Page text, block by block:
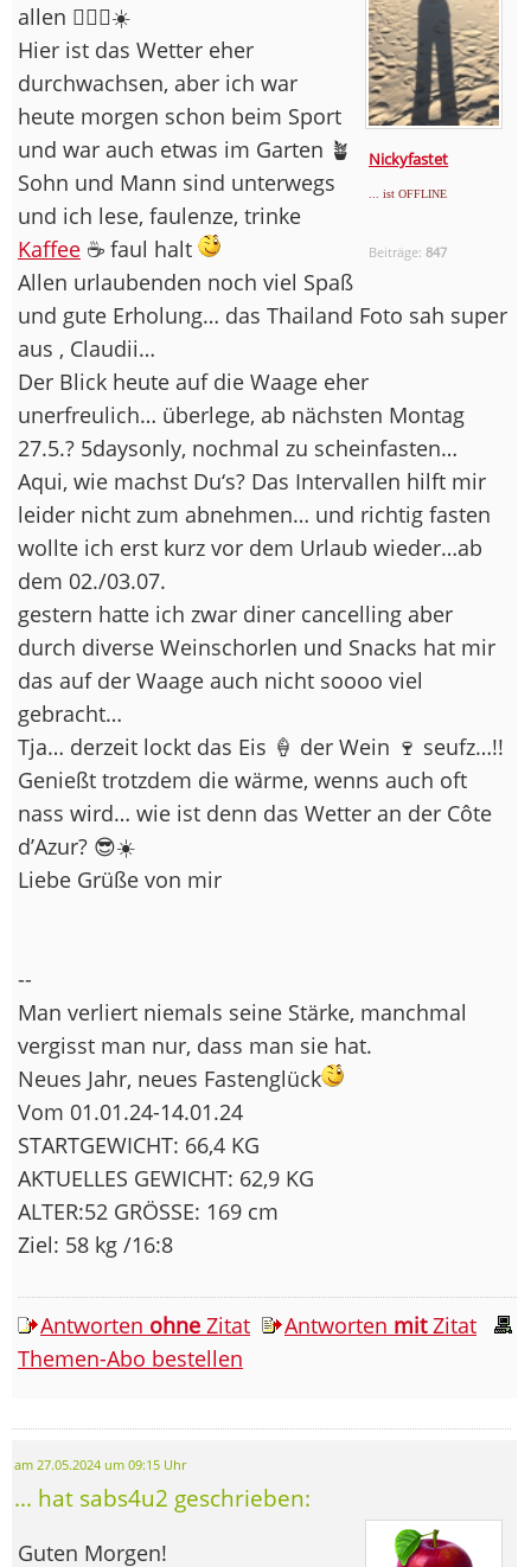
Nickyfastet
... ist OFFLINE
Beiträge:847
allen 🙋🏽‍♀️☀️
Hier ist das Wetter eher
durchwachsen, aber ich war
heute morgen schon beim Sport
und war auch etwas im Garten 🪴
Sohn und Mann sind unterwegs
und ich lese, faulenze, trinke
Kaffee ☕️ faul halt
Allen urlaubenden noch viel Spaß
und gute Erholung… das Thailand Foto sah super
aus , Claudii…
Der Blick heute auf die Waage eher
unerfreulich… überlege, ab nächsten Montag
27.5.? 5daysonly, nochmal zu scheinfasten…
Aqui, wie machst Du‘s? Das Intervallen hilft mir
leider nicht zum abnehmen… und richtig fasten
wollte ich erst kurz vor dem Urlaub wieder…ab
dem 02./03.07.
gestern hatte ich zwar diner cancelling aber
durch diverse Weinschorlen und Snacks hat mir
das auf der Waage auch nicht soooo viel
gebracht…
Tja… derzeit lockt das Eis 🍦 der Wein 🍷 seufz…!!
Genießt trotzdem die wärme, wenns auch oft
nass wird… wie ist denn das Wetter an der Côte
d’Azur? 😎☀️
Liebe Grüße von mir
--
Man verliert niemals seine Stärke, manchmal
vergisst man nur, dass man sie hat.
Neues Jahr, neues Fastenglück
Vom 01.01.24-14.01.24
STARTGEWICHT: 66,4 KG
AKTUELLES GEWICHT: 62,9 KG
ALTER:52 GRÖSSE: 169 cm
Ziel: 58 kg /16:8
Antworten ohne Zitat Antworten mitZitat
Themen-Abo bestellen
am 27.05.2024 um 09:15 Uhr
... hat sabs4u2 geschrieben:
Guten Morgen!